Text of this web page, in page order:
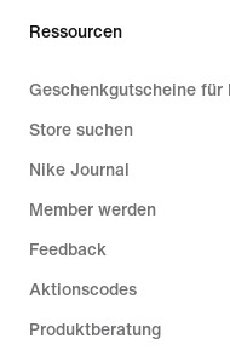
Ressourcen
Geschenkgutscheine für
Store suchen
Nike Journal
Member werden
Feedback
Aktionscodes
Produktberatung